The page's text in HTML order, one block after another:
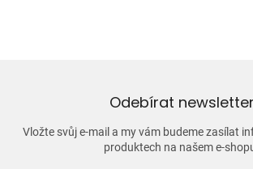
v
k
y
v
ý
Odebírat newsletter
Vložte svůj e-mail a my vám budeme zasílat
produktech na našem e-